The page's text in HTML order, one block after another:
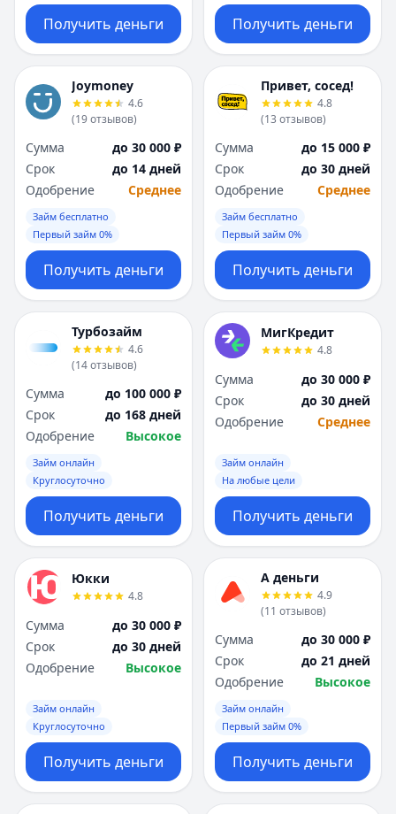
Получить деньги Получить деньги
Joymoney
4.6
(19отзывов)
Сумма
до 30 000 ₽
Срок
до 14 дней
Одобрение
Среднее
Займ бесплатно
Первый займ 0%
Получить деньги
Привет, сосед!
4.8
(13 отзывов)
Сумма
до 15 000 ₽
Срок
до 30 дней
Одобрение
Среднее
Займ бесплатно
Первый займ 0%
Получить деньги
Турбозайм
4.6
(14отзывов)
Сумма
до 100 000 ₽
Срок
до 168 дней
Одобрение
Высокое
Займ онлайн
Круглосуточно
Получить деньги
МигКредит
4.8
Сумма
до 30 000 ₽
Срок
до 30 дней
Одобрение
Среднее
Займ онлайн
На любые цели
Получить деньги
Юкки
4.8
Сумма
до 30 000 ₽
Срок
до 30 дней
Одобрение
Высокое
Займ онлайн
Круглосуточно
Получить деньги
А деньги
4.9
(11 отзывов)
Сумма
до 30 000 ₽
Срок
до 21 дней
Одобрение
Высокое
Займ онлайн
Первый займ 0%
Получить деньги